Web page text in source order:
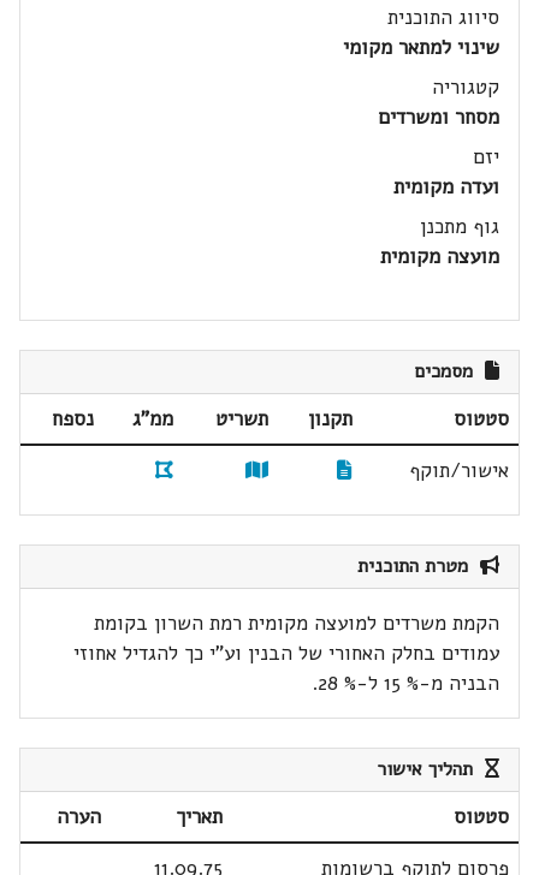
סיווג התוכנית
שינוי למתאר מקומי
קטגוריה
מסחר ומשרדים
יזם
ועדה מקומית
גוף מתכנן
מועצה מקומית
מסמכים
סטטוס תקנון תשריט ממ"ג
נספח
אישור/תוקף
מטרת התוכנית
הקמת משרדים למועצה מקומית רמת השרון בקומת
עמודים בחלק האחורי של הבנין וע"י כך להגדיל אחוזי
הבניה מ-% 15 ל-% 28.
תהליך אישור
סטטוס תאריך
הערה
פרסום לתוקף ברשומות
11.09.75